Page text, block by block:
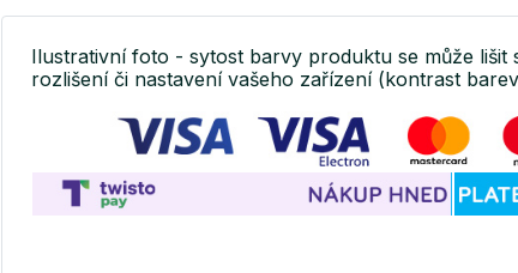
Ilustrativní foto - sytost barvy produktu se může lišit
rozlišení či nastavení vašeho zařízení (kontrast